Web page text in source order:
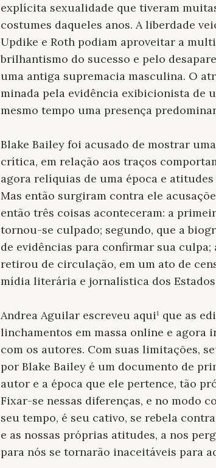
explícita sexualidade que tiveram
costumes daqueles anos. A liberdade
Updike e Roth podiam aproveitar a
brilhantismo do sucesso e pelo
uma antiga supremacia masculina. O
minada pela evidência exibicionista de
mesmo tempo uma presença
Blake Bailey foi acusado de mostrar
crítica, em relação aos traços
agora relíquias de uma época e
Mas então surgiram contra ele
então três coisas aconteceram: a
tornou-se culpado; segundo, que a
de evidências para confirmar sua
retirou de circulação, em um ato de
mídia literária e jornalística dos
Andrea Aguilar escreveu aqui¹ que as
linchamentos em massa online e agora
com os autores. Com suas limitações,
por Blake Bailey é um documento de
autor e a época que ele pertence, tão
Fixar-se nessas diferenças, e no modo
seu tempo, é seu cativo, se rebela
e as nossas próprias atitudes, a nos
para nós se tornarão inaceitáveis ​​para